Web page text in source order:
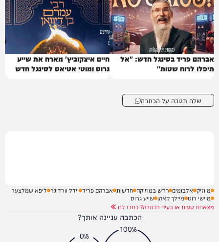
אברהם פריד בסינגל חדש: "אל
תיפלו לרוח שטות"
חיים איצקוביץ' מארח את שייע
גרוס ומוטי אטיאס לסינגל חדש
שלח תגובה על הכתבה
מיוזיק אלבומים חדש במוזיקה חדשות אברהם פריד יידל וורדיגר ליפא שמלצער
מוישי רוט מיילך קאהן שייע גרוס
מצאתם טעות או בעיה בכתבה? כתבו לנו
הכתבה עניינה אותך?
100%
0%